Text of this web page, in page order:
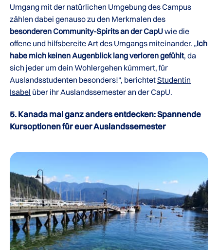
Umgang mit der natürlichen Umgebung des Campus
zählen dabei genauso zu den Merkmalen des
besonderen Community-Spirits an der CapUwie die
offene und hilfsbereite Art des Umgangs miteinander. „Ich
habe mich keinen Augenblick lang verloren gefühlt, da
sich jeder um dein Wohlergehen kümmert, für
Auslandsstudenten besonders!“, berichtetStudentin
Isabel über ihr Auslandssemester an der CapU.
5. Kanada mal ganz anders entdecken: Spannende
Kursoptionen für euer Auslandssemester